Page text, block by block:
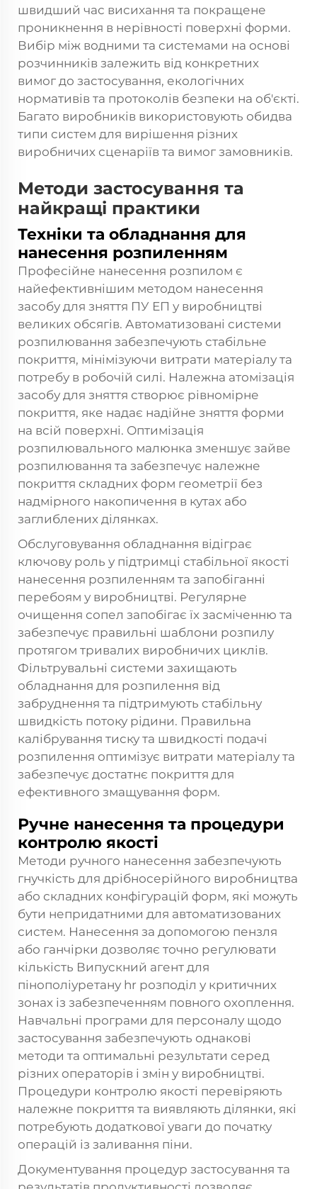
швидший час висихання та покращене
проникнення в нерівності поверхні форми.
Вибір між водними та системами на основі
розчинників залежить від конкретних
вимог до застосування, екологічних
нормативів та протоколів безпеки на об'єкті.
Багато виробників використовують обидва
типи систем для вирішення різних
виробничих сценаріїв та вимог замовників.
Методи застосування та
найкращі практики
Техніки та обладнання для
нанесення розпиленням
Професійне нанесення розпилом є
найефективнішим методом нанесення
засобу для зняття ПУ ЕП у виробництві
великих обсягів. Автоматизовані системи
розпилювання забезпечують стабільне
покриття, мінімізуючи витрати матеріалу та
потребу в робочій силі. Належна атомізація
засобу для зняття створює рівномірне
покриття, яке надає надійне зняття форми
на всій поверхні. Оптимізація
розпилювального малюнка зменшує зайве
розпилювання та забезпечує належне
покриття складних форм геометрії без
надмірного накопичення в кутах або
заглиблених ділянках.
Обслуговування обладнання відіграє
ключову роль у підтримці стабільної якості
нанесення розпиленням та запобіганні
перебоям у виробництві. Регулярне
очищення сопел запобігає їх засміченню та
забезпечує правильні шаблони розпилу
протягом тривалих виробничих циклів.
Фільтрувальні системи захищають
обладнання для розпилення від
забруднення та підтримують стабільну
швидкість потоку рідини. Правильна
калібрування тиску та швидкості подачі
розпилення оптимізує витрати матеріалу та
забезпечує достатнє покриття для
ефективного змащування форм.
Ручне нанесення та процедури
контролю якості
Методи ручного нанесення забезпечують
гнучкість для дрібносерійного виробництва
або складних конфігурацій форм, які можуть
бути непридатними для автоматизованих
систем. Нанесення за допомогою пензля
або ганчірки дозволяє точно регулювати
кількість Випускний агент для
пінополіуретану hr розподіл у критичних
зонах із забезпеченням повного охоплення.
Навчальні програми для персоналу щодо
застосування забезпечують однакові
методи та оптимальні результати серед
різних операторів і змін у виробництві.
Процедури контролю якості перевіряють
належне покриття та виявляють ділянки, які
потребують додаткової уваги до початку
операцій із заливання піни.
Документування процедур застосування та